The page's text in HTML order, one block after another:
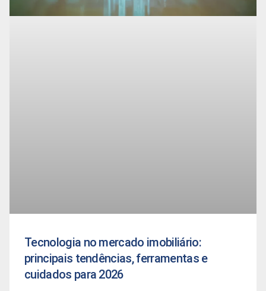
Tecnologia no mercado imobiliário:
principais tendências, ferramentas e
cuidados para 2026